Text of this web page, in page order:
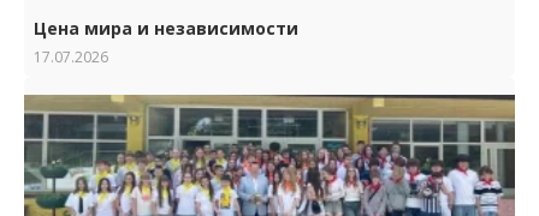
Цена мира и независимости
17.07.2026